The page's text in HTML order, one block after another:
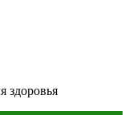
здоровья